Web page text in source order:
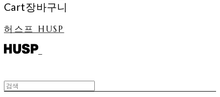
Cart장바구니
허스프 HUSP